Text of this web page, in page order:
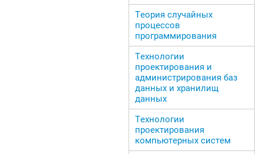
Теория случайных
процессов
программирования
Технологии
проектирования и
администрирования баз
данных и хранилищ
данных
Технологии
проектирования
компьютерных систем